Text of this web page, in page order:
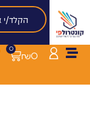
₪0
0